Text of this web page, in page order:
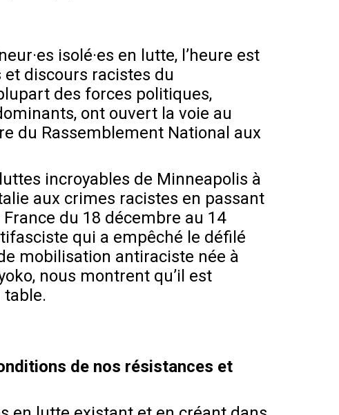
isolé·es en lutte, l’heure est
discours racistes du
des forces politiques,
ont ouvert la voie au
du Rassemblement National aux
incroyables de Minneapolis à
aux crimes racistes en passant
du 18 décembre au 14
qui a empêché le défilé
mobilisation antiraciste née à
nous montrent qu’il est
table.
de nos résistances et